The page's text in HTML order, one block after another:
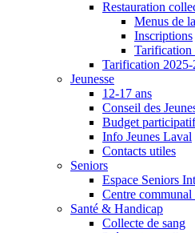
Restauration
Menus de
Inscriptions
Tarification
Tarification 2025-
Jeunesse
12-17 ans
Conseil des
Budget
Info Jeunes Laval
Contacts utiles
Seniors
Espace Seniors
Centre
Santé & Handicap
Collecte de sang